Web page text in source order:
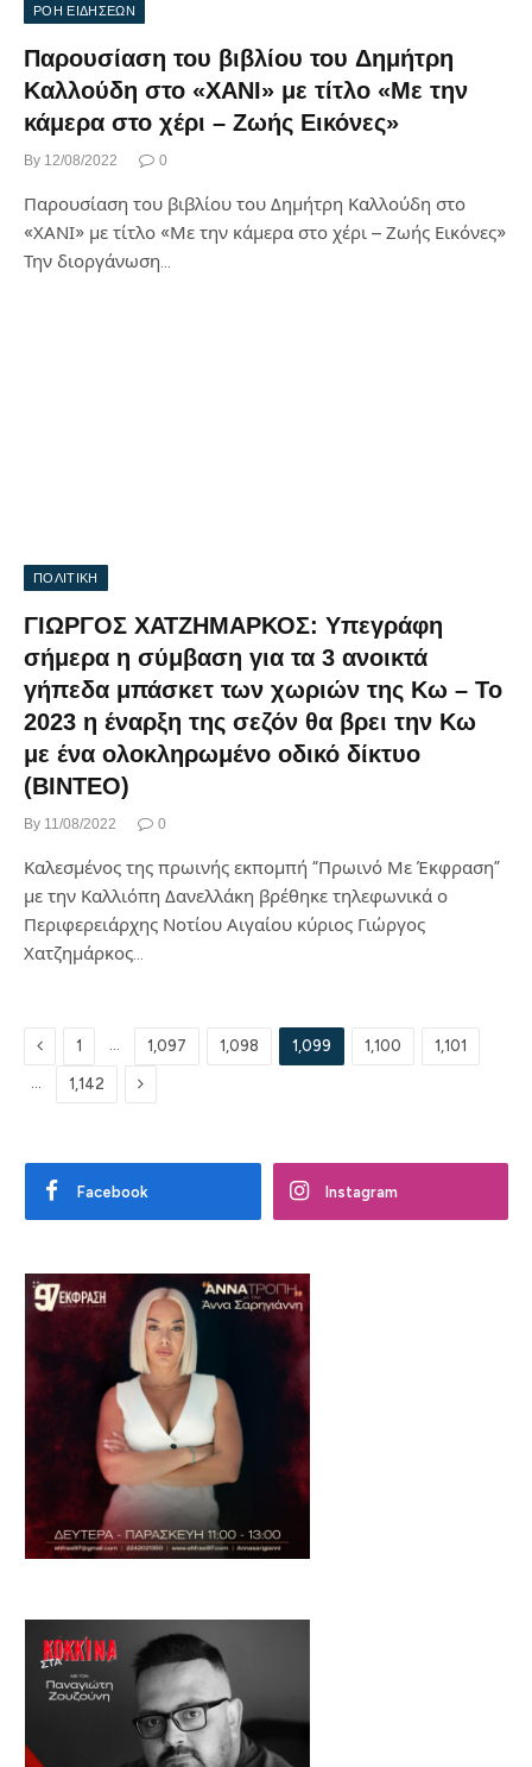
ΡΟΗ ΕΙΔΗΣΕΩΝ
Παρουσίαση του βιβλίου του Δημήτρη
Καλλούδη στο «ΧΑΝΙ» με τίτλο «Με την
κάμερα στο χέρι – Ζωής Εικόνες»
By 12/08/2022 0
Παρουσίαση του βιβλίου του Δημήτρη Καλλούδη στο
«ΧΑΝΙ» με τίτλο «Με την κάμερα στο χέρι – Ζωής Εικόνες»
Την διοργάνωση…
ΠΟΛΙΤΙΚΗ
ΓΙΩΡΓΟΣ ΧΑΤΖΗΜΑΡΚΟΣ: Υπεγράφη
σήμερα η σύμβαση για τα 3 ανοικτά
γήπεδα μπάσκετ των χωριών της Κω – Το
2023 η έναρξη της σεζόν θα βρει την Κω
με ένα ολοκληρωμένο οδικό δίκτυο
(ΒΙΝΤΕΟ)
By 11/08/2022 0
Καλεσμένος της πρωινής εκπομπή “Πρωινό Με Έκφραση”
με την Καλλιόπη Δανελλάκη βρέθηκε τηλεφωνικά ο
Περιφερειάρχης Νοτίου Αιγαίου κύριος Γιώργος
Χατζημάρκος…
Previous
1 … 1,097 1,098 1,099 1,100 1,101
… 1,142 Next
Facebook Instagram